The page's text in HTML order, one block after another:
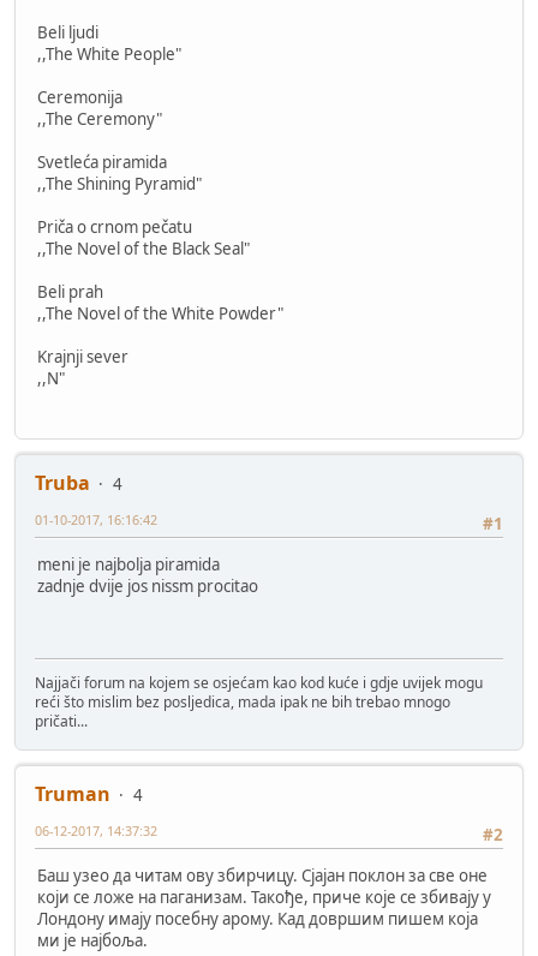
Beli ljudi
,,The White People"
Ceremonija
,,The Ceremony"
Svetleća piramida
,,The Shining Pyramid"
Priča o crnom pečatu
,,The Novel of the Black Seal"
Beli prah
,,The Novel of the White Powder"
Krajnji sever
,,N"
Truba
4
#1
01-10-2017, 16:16:42
meni je najbolja piramida
zadnje dvije jos nissm procitao
Najjači forum na kojem se osjećam kao kod kuće i gdje uvijek mogu
reći što mislim bez posljedica, mada ipak ne bih trebao mnogo
pričati...
Truman
4
#2
06-12-2017, 14:37:32
Баш узео да читам ову збирчицу. Сјајан поклон за све оне
који се ложе на паганизам. Такође, приче које се збивају у
Лондону имају посебну арому. Кад довршим пишем која
ми је најбоља.